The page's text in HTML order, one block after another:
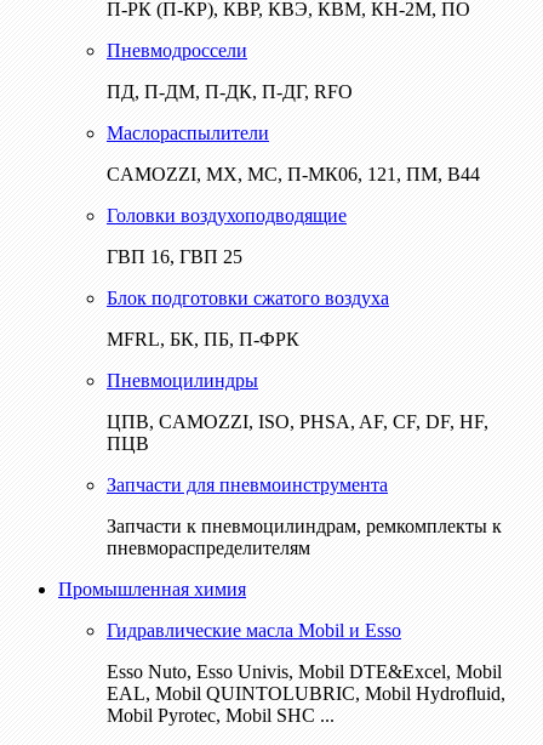
П-РК (П-КР), КВР, КВЭ, КВМ, КН-2М, ПО
Пневмодроссели
ПД, П-ДМ, П-ДК, П-ДГ, RFO
Маслораспылители
CAMOZZI, МХ, МС, П-МК06, 121, ПМ, В44
Головки воздухоподводящие
ГВП 16, ГВП 25
Блок подготовки сжатого воздуха
MFRL, БК, ПБ, П-ФРК
Пневмоцилиндры
ЦПВ, CAMOZZI, ISO, PHSA, AF, CF, DF, HF,
ПЦВ
Запчасти для пневмоинструмента
Запчасти к пневмоцилиндрам, ремкомплекты к
пневмораспределителям
Промышленная химия
Гидравлические масла Mobil и Esso
Esso Nuto, Esso Univis, Mobil DTE&Excel, Mobil
EAL, Mobil QUINTOLUBRIC, Mobil Hydrofluid,
Mobil Pyrotec, Mobil SHC ...